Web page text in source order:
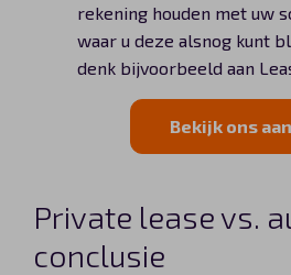
rekening houden met uw
waar u deze alsnog kunt
denk bijvoorbeeld aan
Bekijk ons
Private lease vs.
conclusie